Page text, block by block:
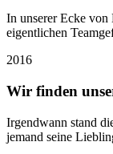
In unserer Ecke von
eigentlichen
2016
Wir finden
Irgendwann stand
jemand seine